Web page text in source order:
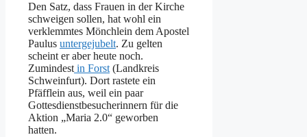
Den Satz, dass Frauen in der Kirche
schweigen sollen, hat wohl ein
verklemmtes Mönchlein dem Apostel
Paulus untergejubelt. Zu gelten
scheint er aber heute noch.
Zumindest in Forst (Landkreis
Schweinfurt). Dort rastete ein
Pfäfflein aus, weil ein paar
Gottesdienstbesucherinnern für die
Aktion „Maria 2.0“ geworben
hatten.